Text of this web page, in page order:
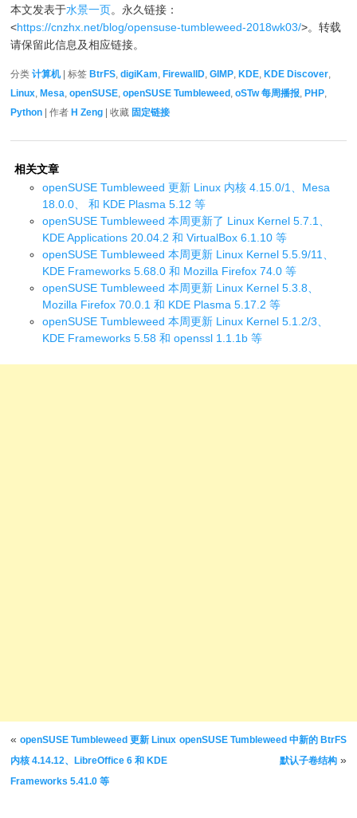
本文发表于水景一页。永久链接：
<https://cnzhx.net/blog/opensuse-tumbleweed-2018wk03/>。转载
请保留此信息及相应链接。
分类计算机| 标签 BtrFS,digiKam, FirewallD,GIMP, KDE, KDE Discover,
Linux, Mesa,openSUSE,openSUSE Tumbleweed ,oSTw 每周播报, PHP,
Python | 作者 H Zeng | 收藏 固定链接
相关文章
openSUSE Tumbleweed 更新 Linux 内核 4.15.0/1、Mesa
18.0.0、 和 KDE Plasma 5.12 等
openSUSE Tumbleweed 本周更新了 Linux Kernel 5.7.1、
KDE Applications 20.04.2 和 VirtualBox 6.1.10 等
openSUSE Tumbleweed 本周更新 Linux Kernel 5.5.9/11、
KDE Frameworks 5.68.0 和 Mozilla Firefox 74.0 等
openSUSE Tumbleweed 本周更新 Linux Kernel 5.3.8、
Mozilla Firefox 70.0.1 和 KDE Plasma 5.17.2 等
openSUSE Tumbleweed 本周更新 Linux Kernel 5.1.2/3、
KDE Frameworks 5.58 和 openssl 1.1.1b 等
文章导航
«openSUSE Tumbleweed 更新 Linux
内核 4.14.12、LibreOffice 6 和 KDE
Frameworks 5.41.0 等
openSUSE Tumbleweed 中新的 BtrFS
默认子卷结构»